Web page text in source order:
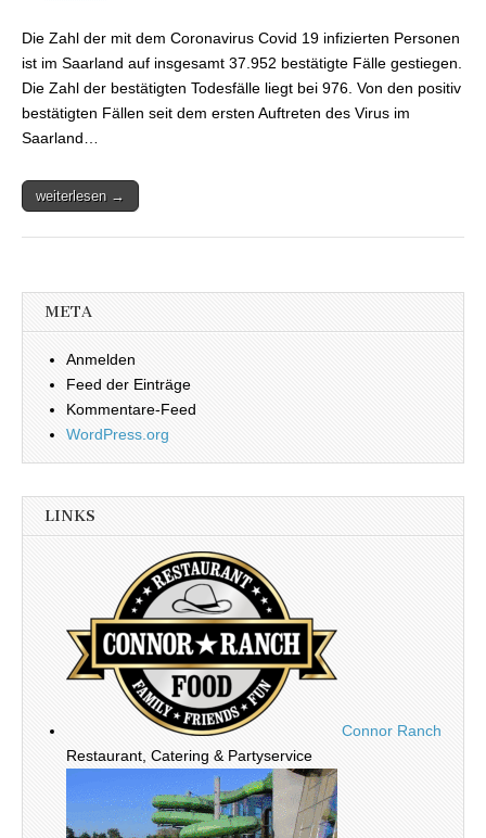
gestiegen
Die Zahl der mit dem Coronavirus Covid 19 infizierten Personen
ist im Saarland auf insgesamt 37.952 bestätigte Fälle gestiegen.
Die Zahl der bestätigten Todesfälle liegt bei 976. Von den positiv
bestätigten Fällen seit dem ersten Auftreten des Virus im
Saarland…
weiterlesen →
META
Anmelden
Feed der Einträge
Kommentare-Feed
WordPress.org
LINKS
Connor Ranch
Restaurant, Catering & Partyservice